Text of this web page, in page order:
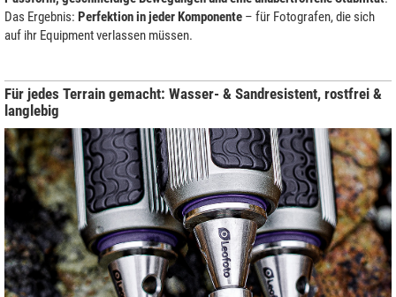
Das Ergebnis: Perfektion in jeder Komponente – für Fotografen, die sich
auf ihr Equipment verlassen müssen.
Für jedes Terrain gemacht: Wasser- & Sandresistent, rostfrei &
langlebig